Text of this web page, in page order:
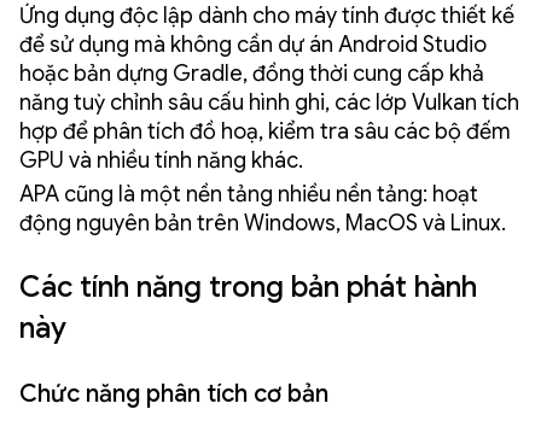
Ứng dụng độc lập dành cho máy tính được thiết kế
để sử dụng mà không cần dự án Android Studio
hoặc bản dựng Gradle, đồng thời cung cấp khả
năng tuỳ chỉnh sâu cấu hình ghi, các lớp Vulkan tích
hợp để phân tích đồ hoạ, kiểm tra sâu các bộ đếm
GPU và nhiều tính năng khác.
APA cũng là một nền tảng nhiều nền tảng: hoạt
động nguyên bản trên Windows, MacOS và Linux.
Các tính năng trong bản phát hành
này
Chức năng phân tích cơ bản